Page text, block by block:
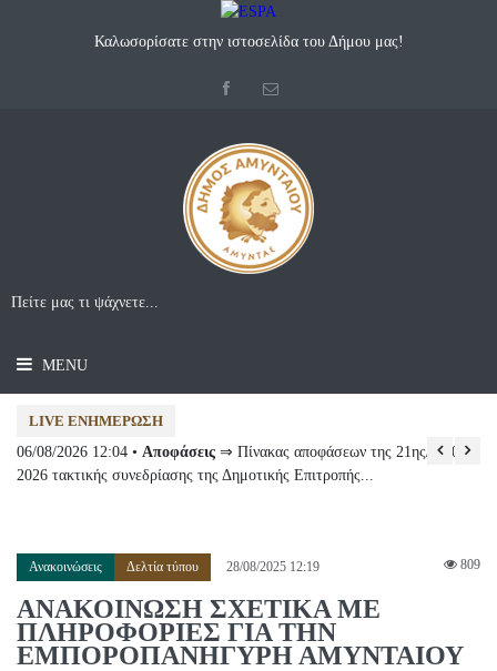
Καλωσορίσατε στην ιστοσελίδα του Δήμου μας!
MENU
LIVE ΕΝΗΜΈΡΩΣΗ
06/08/2026 12:04 • Αποφάσεις ⇒ Πίνακας αποφάσεων της 21ης/31-07-
2026 τακτικής συνεδρίασης της Δημοτικής Επιτροπής...
Ανακοινώσεις Δελτία τύπου 28/08/2025 12:19 809
ΑΝΑΚΟΙΝΩΣΗ ΣΧΕΤΙΚΑ ΜΕ
ΠΛΗΡΟΦΟΡΙΕΣ ΓΙΑ ΤΗΝ
ΕΜΠΟΡΟΠΑΝΗΓΥΡΗ ΑΜΥΝΤΑΙΟΥ